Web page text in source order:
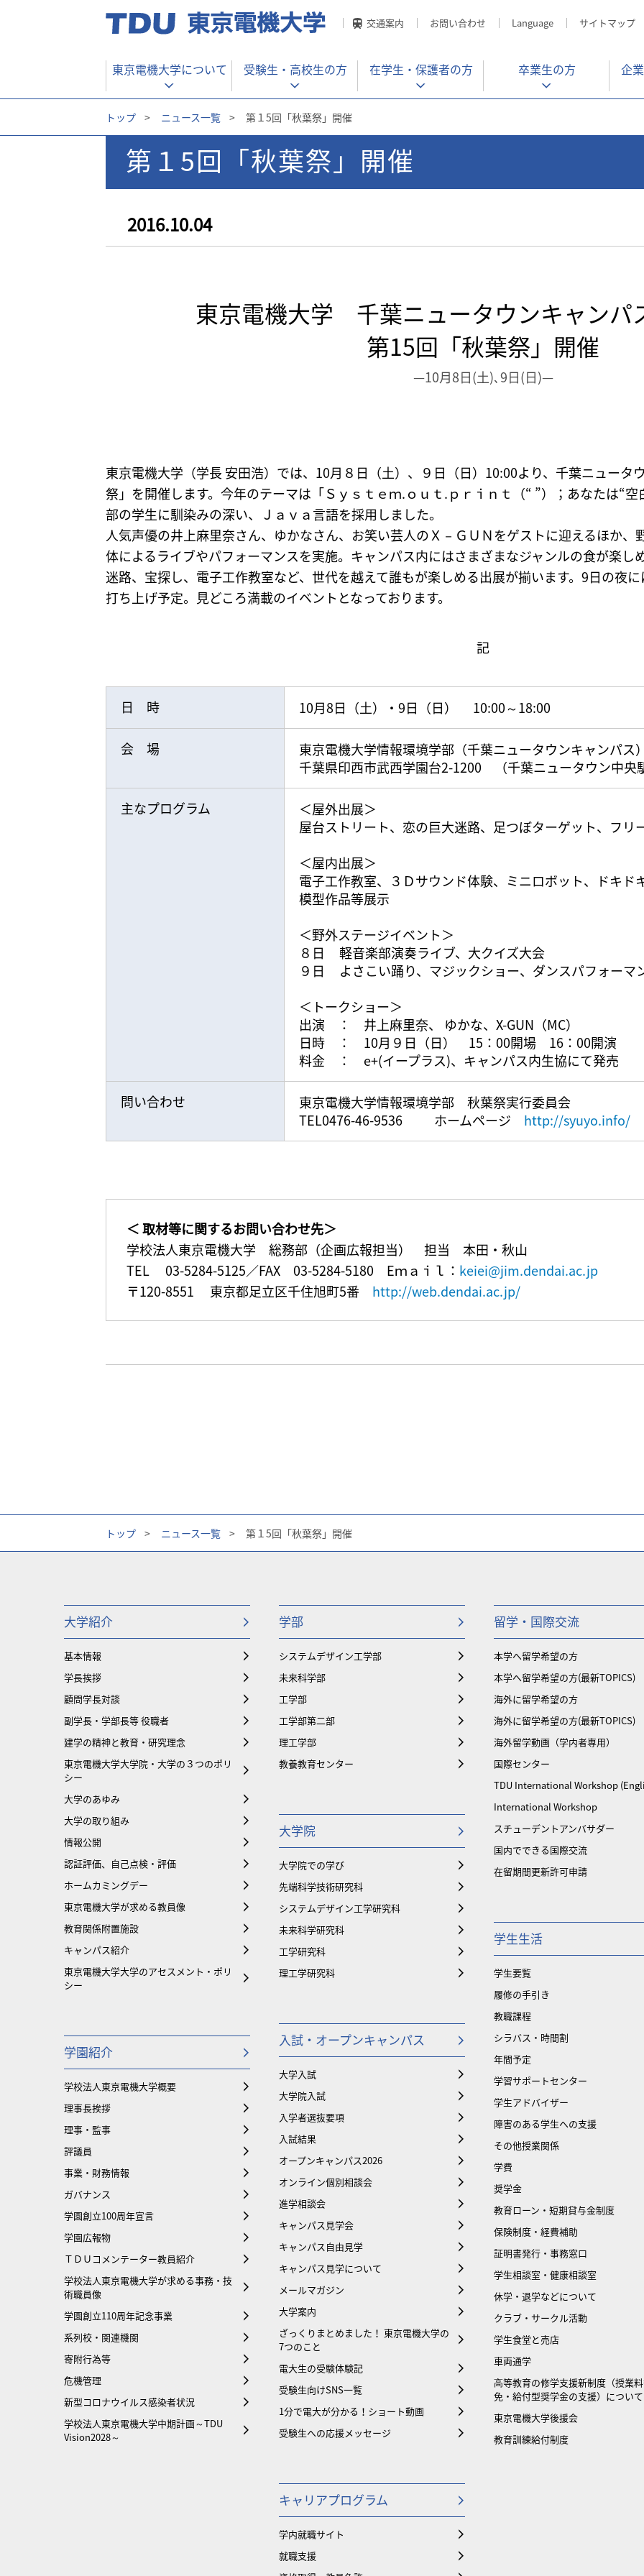
交通案内 お問い合わせ Language サイトマップ
東京電機大学について 受験生・ 高校生の方 在学生・ 保護者の方 卒業生の方 企
トップ > ニュース一覧 > 第１5回「秋葉祭」開催
第１5回「秋葉祭」開催
2016.10.04
東京電機大学 千葉ニュータウンキャン
第15回「秋葉祭」開催
—10月8日(土)､9日(日)—
東京電機大学（学長 安田浩）では、10月８日（土）、９日（日）10:00より、千葉ニュータ
祭」を開催します。今年のテーマは「Ｓｙｓｔｅｍ.ｏｕｔ.ｐｒｉｎｔ（“ ”）；あなたは“
部の学生に馴染みの深い、Ｊａｖａ言語を採用しました。
人気声優の井上麻里奈さん、ゆかなさん、お笑い芸人のＸ－ＧＵＮをゲストに迎えるほか、
体によるライブやパフォーマンスを実施。キャンパス内にはさまざまなジャンルの食が楽し
迷路、宝探し、電子工作教室など、世代を越えて誰もが楽しめる出展が揃います。9日の夜
打ち上げ予定。見どころ満載のイベントとなっております。
記
日 時 10月8日（土）・9日（日） 10:00～18:00
会 場
東京電機大学情報環境学部（千葉ニュータウンキャンパス
千葉県印西市武西学園台2-1200 （千葉ニュータウン中央
主なプログラム
＜屋外出展＞
屋台ストリート、恋の巨大迷路、足つぼターゲット、フリ
＜屋内出展＞
電子工作教室、３Ｄサウンド体験、ミニロボット、ドキド
模型作品等展示
＜野外ステージイベント＞
８日 軽音楽部演奏ライブ、大クイズ大会
９日 よさこい踊り、マジックショー、ダンスパフォー
＜トークショー＞
出演 ： 井上麻里奈、 ゆかな、X-GUN（MC）
日時 ： 10月９日（日） 15：00開場 16：00開演
料金 ： e+(イープラス)、キャンパス内生協にて発売
問い合わせ
東京電機大学情報環境学部 秋葉祭実行委員会
TEL0476-46-9536 ホームページ http://syuyo.info/
＜ 取材等に関するお問い合わせ先＞
学校法人東京電機大学 総務部（企画広報担当） 担当 本田・秋山
TEL 03-5284-5125／FAX 03-5284-5180 Eｍａｉｌ： keiei@jim.dendai.ac.jp
〒120-8551 東京都足立区千住旭町5番 http://web.dendai.ac.jp/
トップ > ニュース一覧 > 第１5回「秋葉祭」開催
大学紹介
基本情報
学長挨拶
顧問学長対談
副学長・学部長等 役職者
建学の精神と教育・研究理念
東京電機大学大学院・大学の３つのポリ
シー
大学のあゆみ
大学の取り組み
情報公開
認証評価、自己点検・評価
ホームカミングデー
東京電機大学が求める教員像
教育関係附置施設
キャンパス紹介
東京電機大学大学のアセスメント・ポリ
シー
学園紹介
学校法人東京電機大学概要
理事長挨拶
理事・監事
評議員
事業・財務情報
ガバナンス
学園創立100周年宣言
学園広報物
ＴＤＵコメンテーター教員紹介
学校法人東京電機大学が求める事務・技
術職員像
学園創立110周年記念事業
系列校・関連機関
寄附行為等
危機管理
新型コロナウイルス感染者状況
学校法人東京電機大学中期計画～TDU
Vision2028～
学部
システムデザイン工学部
未来科学部
工学部
工学部第二部
理工学部
教養教育センター
大学院
大学院での学び
先端科学技術研究科
システムデザイン工学研究科
未来科学研究科
工学研究科
理工学研究科
入試・オープンキャンパス
大学入試
大学院入試
入学者選抜要項
入試結果
オープンキャンパス2026
オンライン個別相談会
進学相談会
キャンパス見学会
キャンパス自由見学
キャンパス見学について
メールマガジン
大学案内
ざっくりまとめました！ 東京電機大学の
7つのこと
電大生の受験体験記
受験生向けSNS一覧
1分で電大が分かる！ショート動画
受験生への応援メッセージ
キャリアプログラム
学内就職サイト
就職支援
留学・国際交流
本学へ留学希望の方
本学へ留学希望の方(最新TOPICS)
海外に留学希望の方
海外に留学希望の方(最新TOPICS)
海外留学動画（学内者専用）
国際センター
TDU International Workshop
International Workshop
スチューデントアンバサダー
国内でできる国際交流
在留期間更新許可申請
学生生活
学生要覧
履修の手引き
教職課程
シラバス・時間割
年間予定
学習サポートセンター
学生アドバイザー
障害のある学生への支援
その他授業関係
学費
奨学金
教育ローン・短期貸与金制度
保険制度・経費補助
証明書発行・事務窓口
学生相談室・健康相談室
休学・退学などについて
クラブ・サークル活動
学生食堂と売店
車両通学
⾼等教育の修学支援新制度（授業
免・給付型奨学金の支援）について
東京電機大学後援会
教育訓練給付制度